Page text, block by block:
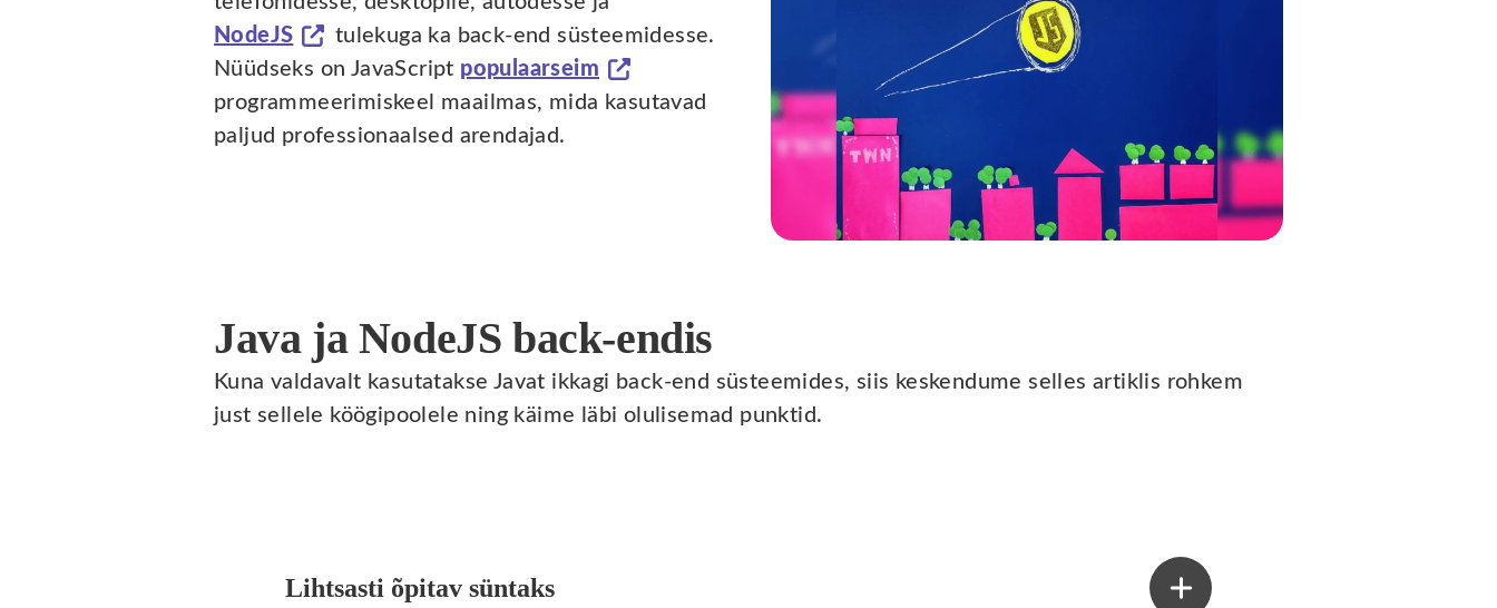
NodeJS
tulekuga ka back-end süsteemidesse.
Nüüdseks on JavaScript populaarseim
programmeerimiskeel maailmas, mida kasutavad
paljud professionaalsed arendajad.
Java ja NodeJS back-endis
Kuna valdavalt kasutatakse Javat ikkagi back-end süsteemides, siis keskendume selles artiklis rohkem
just sellele köögipoolele ning käime läbi olulisemad punktid.
Lihtsasti õpitav süntaks